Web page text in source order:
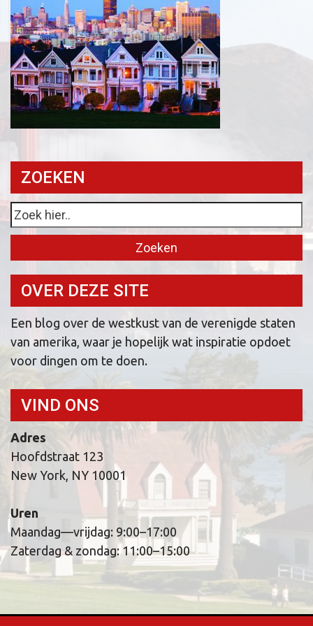
ZOEKEN
OVER DEZE SITE
Een blog over de westkust van de verenigde staten
van amerika, waar je hopelijk wat inspiratie opdoet
voor dingen om te doen.
VIND ONS
Adres
Hoofdstraat 123
New York, NY 10001
Uren
Maandag—vrijdag: 9:00–17:00
Zaterdag & zondag: 11:00–15:00